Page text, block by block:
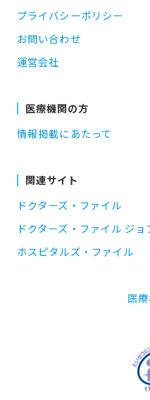
プライバシーポリシー
お問い合わせ
運営会社
医療機関の方
情報掲載にあたって
関連サイト
ドクターズ・ファイル
ドクターズ・ファイル ジョ
ホスピタルズ・ファイル
医